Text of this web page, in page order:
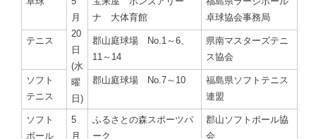
月
20
日
(水
曜
日)
ナ 大体育館
卓球協会事務局
テニス
郡山庭球場 No.1～6、
11～14
県南マスターズテニ
ス協会
ソフト
テニス
郡山庭球場 No.7～10
福島県ソフトテニス
連盟
ソフト
ボール
5
月
ふるさとの森スポーツパ
ーク
郡山ソフトボール協
会